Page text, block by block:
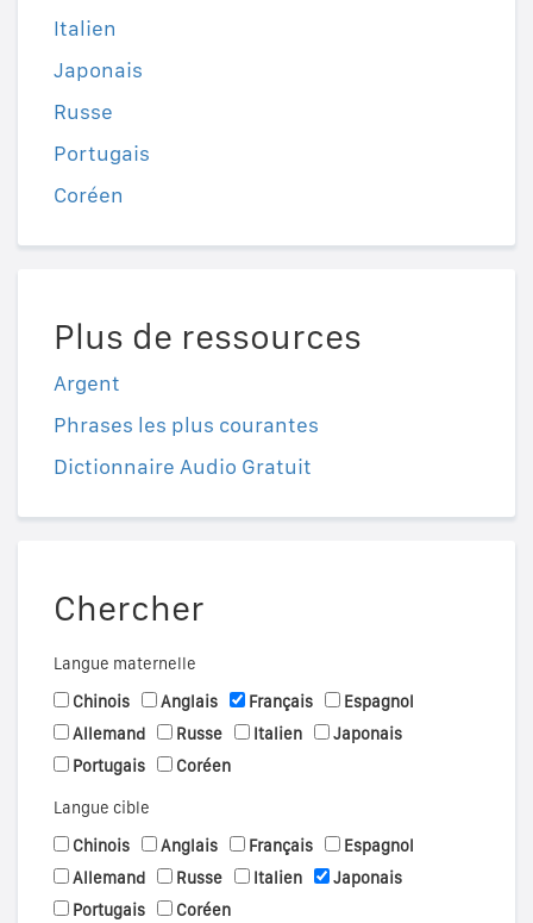
Italien
Japonais
Russe
Portugais
Coréen
Plus de ressources
Argent
Phrases les plus courantes
Dictionnaire Audio Gratuit
Chercher
Langue maternelle
Chinois
Anglais Français
Espagnol
Allemand
Russe Italien
Japonais
Portugais
Coréen
Langue cible
Chinois
Anglais Français
Espagnol
Allemand
Russe Italien
Japonais
Portugais
Coréen